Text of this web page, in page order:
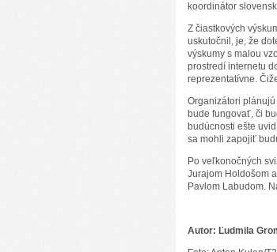
koordinátor
Z čiastkových
uskutočnil, je, že
výskumy s malou
prostredí internetu
reprezentatívne.
Organizátori
bude fungovať, či
budúcnosti ešte
sa mohli zapojiť
Po veľkonočných
Jurajom Holdošom
Pavlom Labudom.
Autor: Ľudmila